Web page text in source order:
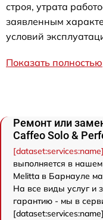
строя, утрата
заявленным
условий
Показать полностью
Ремонт или
Caffeo Solo &
выполняется в
Melitta в Барнауле
На все виды услуг и
гарантию - мы в